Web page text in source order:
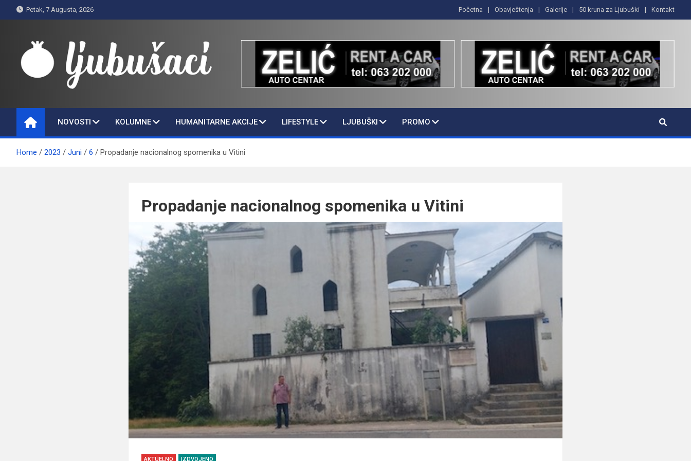
to
Petak, 7 Augusta, 2026 Početna Obavještenja Galerije 50 kruna za Ljubuški Kontakt
Ljubušaci
NOVOSTI KOLUMNE HUMANITARNE AKCIJE LIFESTYLE LJUBUŠKI PROMO
Home 2023 Juni 6 Propadanje nacionalnog spomenika u Vitini
Propadanje nacionalnog spomenika u Vitini
AKTUELNO IZDVOJENO